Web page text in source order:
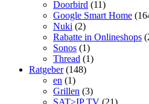
Doorbird (11)
Google Smart Home
Nuki (2)
Rabatte in Onlineshops
Sonos (1)
Thread (1)
Ratgeber(148)
en (1)
Grillen (3)
SAT>IP TV (21)